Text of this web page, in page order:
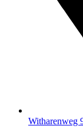
Witharenweg